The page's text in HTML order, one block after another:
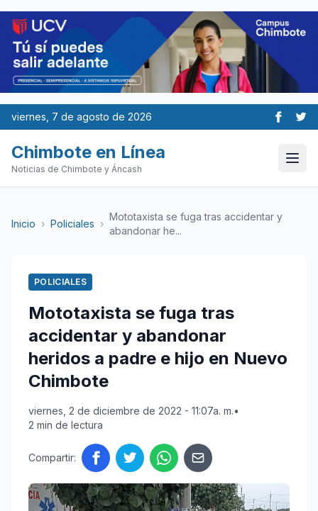
viernes, 7 de agosto de 2026
Chimbote en Línea
Noticias de Chimbote y Áncash
Inicio › Policiales ›
Mototaxista se fuga tras accidentar y
abandonar he...
POLICIALES
Mototaxista se fuga tras
accidentar y abandonar
heridos a padre e hijo en Nuevo
Chimbote
viernes, 2 de diciembre de 2022 - 11:07a. m.•
2 min de lectura
Compartir: